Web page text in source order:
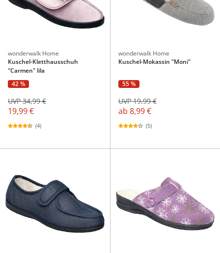
wonderwalk Home
Kuschel-Kletthausschuh
"Carmen" lila
42 %
19,99 €
UVP 34,99 €
(4)
wonderwalk Home
Kuschel-Mokassin "Moni"
55 %
ab 8,99 €
UVP 19,99 €
(5)